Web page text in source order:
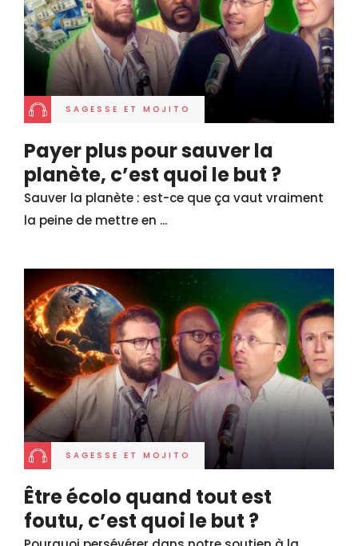
SAGESSE ET MOJITO
Payer plus pour sauver la
planète, c’est quoi le but ?
Sauver la planète : est-ce que ça vaut vraiment
la peine de mettre en ...
SAGESSE ET MOJITO
Être écolo quand tout est
foutu, c’est quoi le but ?